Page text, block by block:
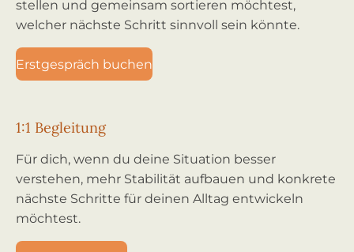
stellen und gemeinsam sortieren möchtest,
welcher nächste Schritt sinnvoll sein könnte.
Erstgespräch buchen
1:1 Begleitung
Für dich, wenn du deine Situation besser
verstehen, mehr Stabilität aufbauen und konkrete
nächste Schritte für deinen Alltag entwickeln
möchtest.